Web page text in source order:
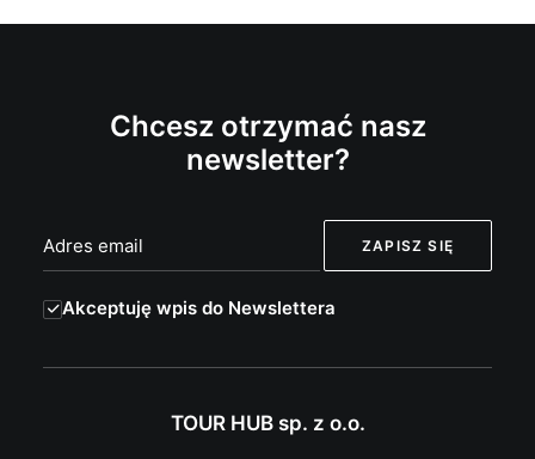
Chcesz otrzymać nasz
newsletter?
Akceptuję wpis do Newslettera
TOUR HUB sp. z o.o.